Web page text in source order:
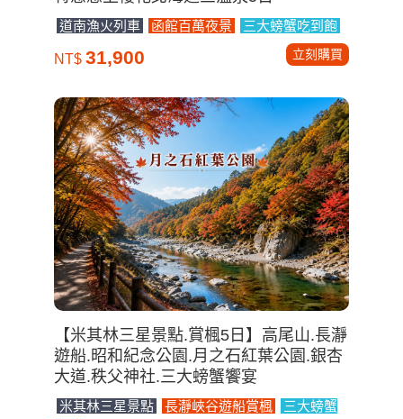
道南漁火列車 函館百萬夜景 三大螃蟹吃到飽
NT$ 31,900 立刻購買
【米其林三星景點.賞楓5日】高尾山.長瀞
遊船.昭和紀念公園.月之石紅葉公園.銀杏
大道.秩父神社.三大螃蟹饗宴
米其林三星景點 長瀞峽谷遊船賞楓
三大螃蟹